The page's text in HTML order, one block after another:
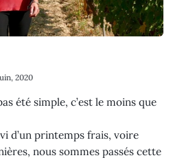
2020
été simple, c’est le moins que
d’un printemps frais, voire
nous sommes passés cette